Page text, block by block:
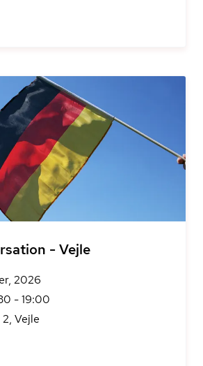
- Vejle
2026
- 19:00
Vejle